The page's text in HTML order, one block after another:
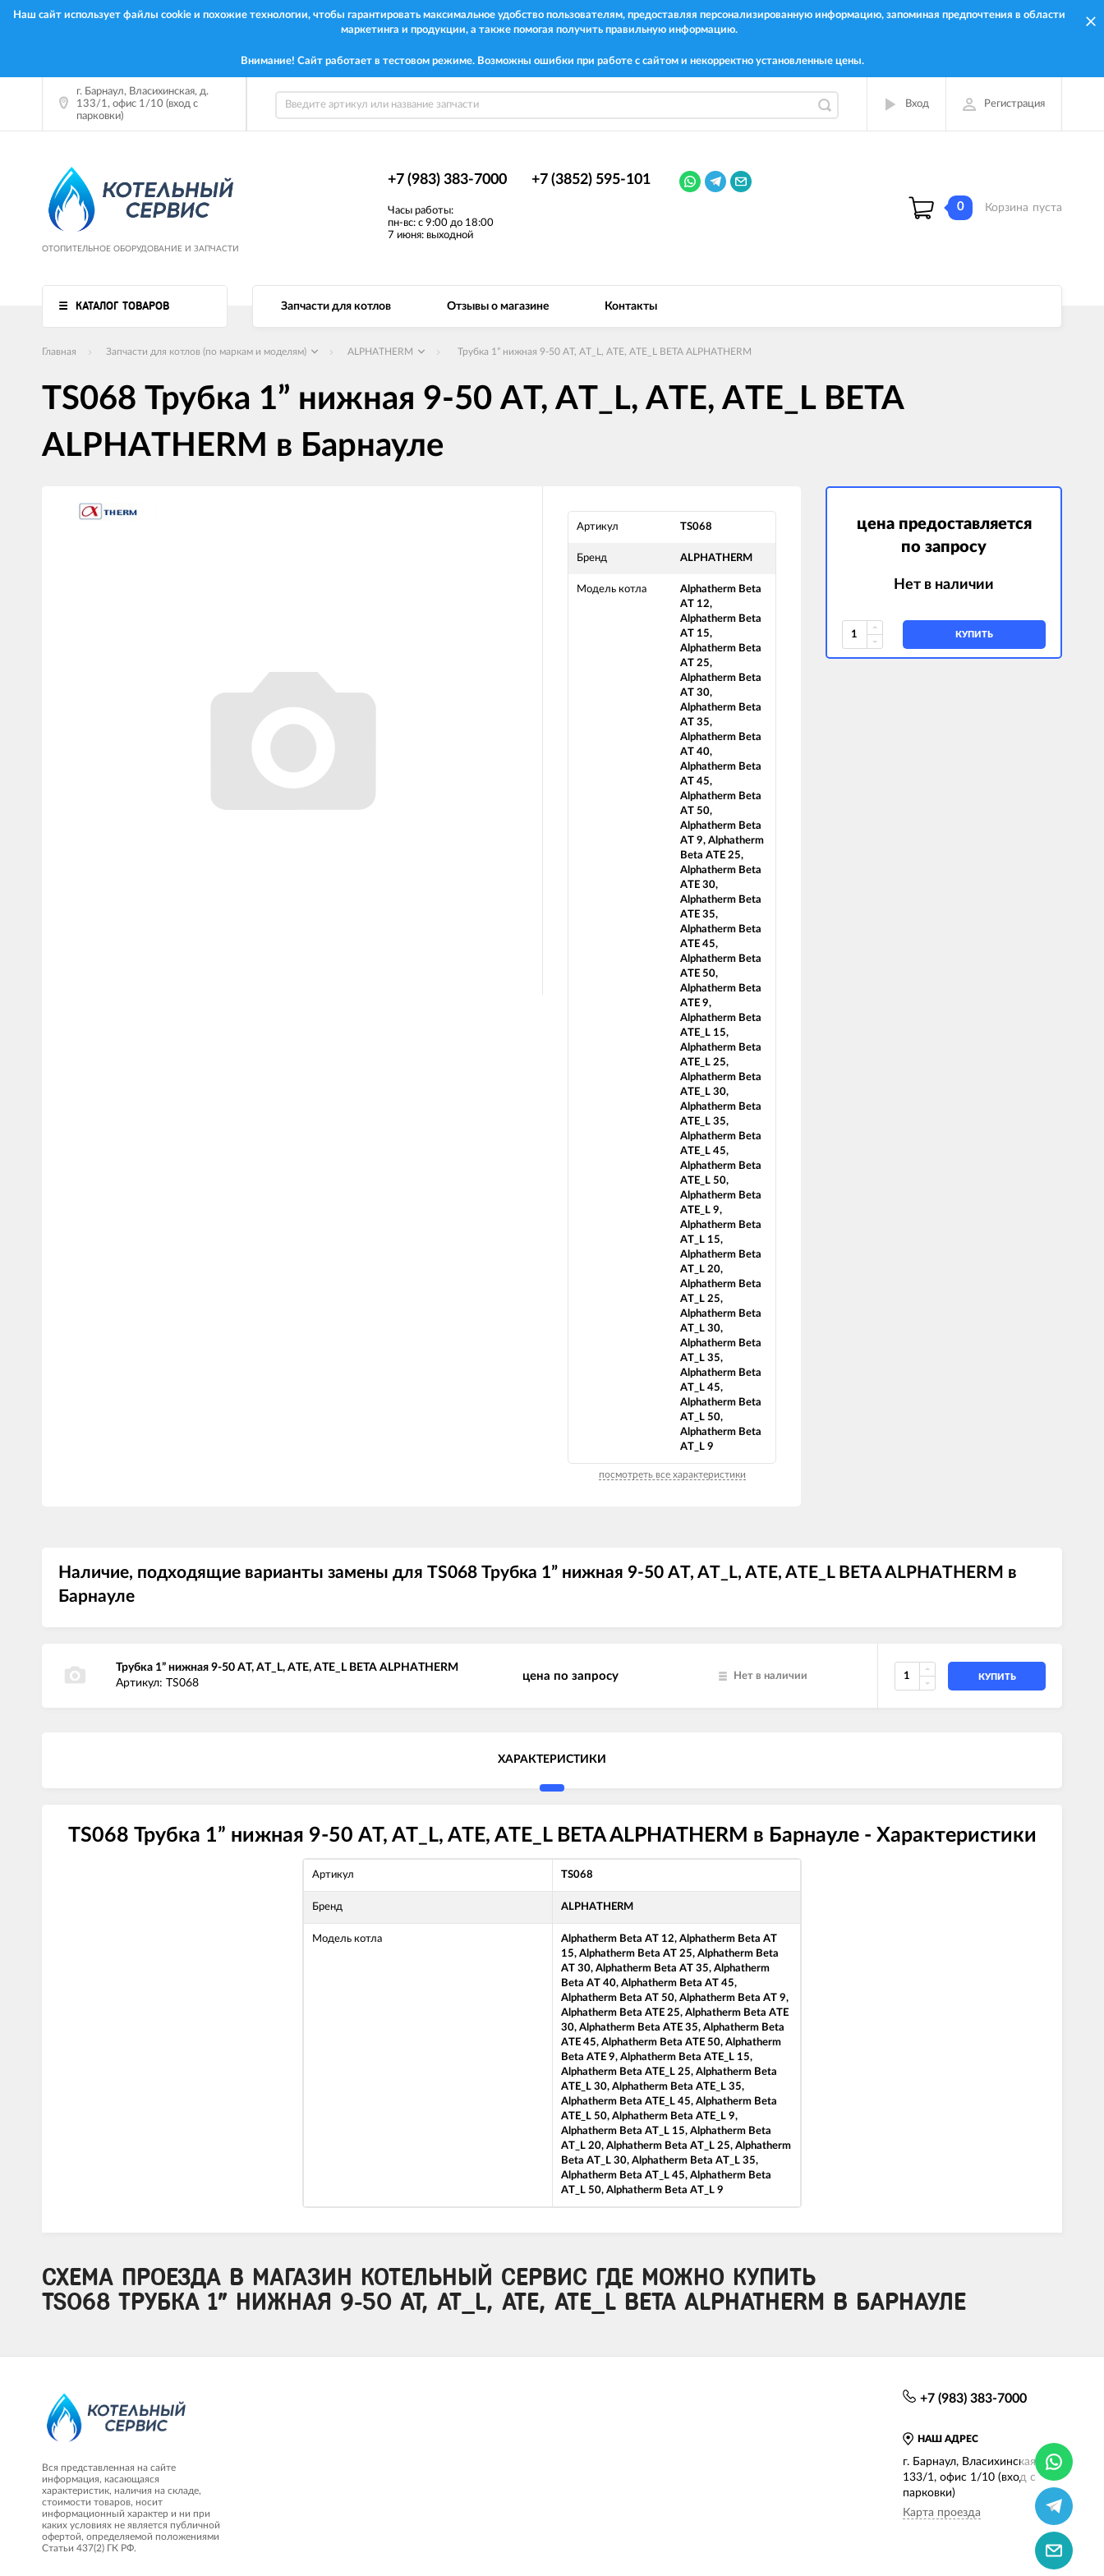
Наш сайт использует файлы cookie и похожие технологии, чтобы гарантировать максимальное удобство пользователям, предоставляя персонализированную информацию, запоминая предпочтения в области
маркетинга и продукции, а также помогая получить правильную информацию.
Внимание! Сайт работает в тестовом режиме. Возможны ошибки при работе с сайтом и некорректно установленные цены.
г. Барнаул, Власихинская, д.
133/1, офис 1/10 (вход с
парковки)
Вход Регистрация
ОТОПИТЕЛЬНОЕ ОБОРУДОВАНИЕ И ЗАПЧАСТИ
+7 (983) 383-7000 +7 (3852) 595-101
Часы работы:
пн-вс: с 9:00 до 18:00
7 июня: выходной
0 Корзина пуста
КАТАЛОГ ТОВАРОВ Запчасти для котлов Отзывы о магазине Контакты
Главная Запчасти для котлов (по маркам и моделям) ALPHATHERM Трубка 1” нижная 9-50 AT, AT_L, ATE, ATE_L BETA ALPHATHERM
TS068 Трубка 1” нижная 9-50 AT, AT_L, ATE, ATE_L BETA
ALPHATHERM в Барнауле
товаров
Артикул TS068
Бренд ALPHATHERM
Модель котла
Alphatherm Beta
AT 12,
Alphatherm Beta
AT 15,
Alphatherm Beta
AT 25,
Alphatherm Beta
AT 30,
Alphatherm Beta
AT 35,
Alphatherm Beta
AT 40,
Alphatherm Beta
AT 45,
Alphatherm Beta
AT 50,
Alphatherm Beta
AT 9, Alphatherm
Beta ATE 25,
Alphatherm Beta
ATE 30,
Alphatherm Beta
ATE 35,
Alphatherm Beta
ATE 45,
Alphatherm Beta
ATE 50,
Alphatherm Beta
ATE 9,
Alphatherm Beta
ATE_L 15,
Alphatherm Beta
ATE_L 25,
Alphatherm Beta
ATE_L 30,
Alphatherm Beta
ATE_L 35,
Alphatherm Beta
ATE_L 45,
Alphatherm Beta
ATE_L 50,
Alphatherm Beta
ATE_L 9,
Alphatherm Beta
AT_L 15,
Alphatherm Beta
AT_L 20,
Alphatherm Beta
AT_L 25,
Alphatherm Beta
AT_L 30,
Alphatherm Beta
AT_L 35,
Alphatherm Beta
AT_L 45,
Alphatherm Beta
AT_L 50,
Alphatherm Beta
AT_L 9
посмотреть все характеристики
цена предоставляется
по запросу
Нет в наличии
КУПИТЬ
Наличие, подходящие варианты замены для TS068 Трубка 1” нижная 9-50 AT, AT_L, ATE, ATE_L BETA ALPHATHERM в
Барнауле
Трубка 1” нижная 9-50 AT, AT_L, ATE, ATE_L BETA ALPHATHERM
Артикул: TS068
цена по запросу Нет в наличии КУПИТЬ
ХАРАКТЕРИСТИКИ
TS068 Трубка 1” нижная 9-50 AT, AT_L, ATE, ATE_L BETA ALPHATHERM в Барнауле - Характеристики
Артикул TS068
Бренд ALPHATHERM
Модель котла
Alphatherm Beta AT 12, Alphatherm Beta AT
15, Alphatherm Beta AT 25, Alphatherm Beta
AT 30, Alphatherm Beta AT 35, Alphatherm
Beta AT 40, Alphatherm Beta AT 45,
Alphatherm Beta AT 50, Alphatherm Beta AT 9,
Alphatherm Beta ATE 25, Alphatherm Beta ATE
30, Alphatherm Beta ATE 35, Alphatherm Beta
ATE 45, Alphatherm Beta ATE 50, Alphatherm
Beta ATE 9, Alphatherm Beta ATE_L 15,
Alphatherm Beta ATE_L 25, Alphatherm Beta
ATE_L 30, Alphatherm Beta ATE_L 35,
Alphatherm Beta ATE_L 45, Alphatherm Beta
ATE_L 50, Alphatherm Beta ATE_L 9,
Alphatherm Beta AT_L 15, Alphatherm Beta
AT_L 20, Alphatherm Beta AT_L 25, Alphatherm
Beta AT_L 30, Alphatherm Beta AT_L 35,
Alphatherm Beta AT_L 45, Alphatherm Beta
AT_L 50, Alphatherm Beta AT_L 9
СХЕМА ПРОЕЗДА В МАГАЗИН КОТЕЛЬНЫЙ СЕРВИС ГДЕ МОЖНО КУПИТЬ
TS068 ТРУБКА 1” НИЖНАЯ 9-50 AT, AT_L, ATE, ATE_L BETA ALPHATHERM В БАРНАУЛЕ
Вся представленная на сайте
информация, касающаяся
характеристик, наличия на складе,
стоимости товаров, носит
информационный характер и ни при
каких условиях не является публичной
офертой, определяемой положениями
Статьи 437(2) ГК РФ.
НАШ АДРЕС
г. Барнаул, Власихинская, д.
133/1, офис 1/10 (вход с
парковки)
Карта проезда
+7 (983) 383-7000